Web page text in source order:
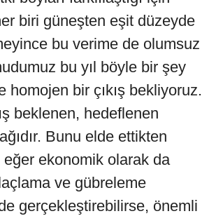
biri güneşten eşit düzeyde
bu verime de olumsuz
bu yıl böyle bir şey
homojen bir çıkış bekliyoruz.
beklenen, hedeflenen
Bunu elde ettikten
ekonomik olarak da
ve gübreleme
gerçekleştirebilirse, önemli